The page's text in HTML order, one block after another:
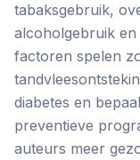
tabaksgebruik,
alcoholgebruik en
factoren spelen
diabetes en
preventieve
auteurs meer